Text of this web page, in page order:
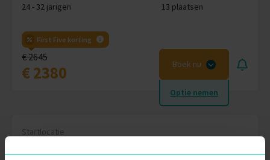
24 - 32 jarigen
13 plaatsen
First Five korting
€ 2645
€ 2380 Boek nu
Optie nemen
Startlocatie